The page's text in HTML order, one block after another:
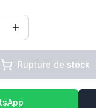
Rupture de stock